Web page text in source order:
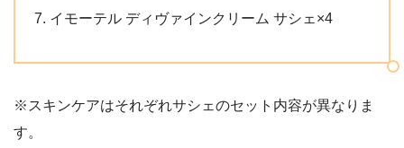
イモーテル ディヴァインクリーム サシェ×4
※スキンケアはそれぞれサシェのセット内容が異なりま
す。